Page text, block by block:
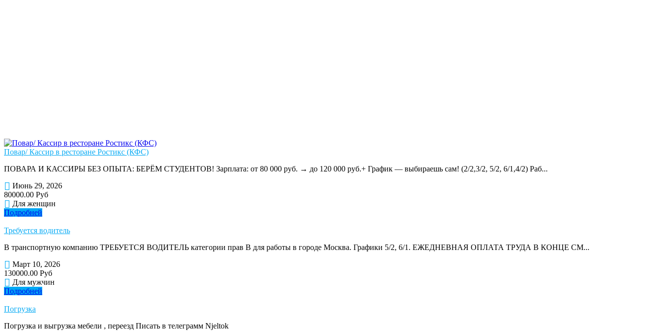
Повар/ Кассир в ресторане Ростикс (КФС)
ПОВАРА И КАССИРЫ БЕЗ ОПЫТА: БЕРЁМ СТУДЕНТОВ! Зарплата: от 80 000 руб. → до 120 000 руб.+ График — выбираешь сам! (2/2,3/2, 5/2, 6/1,4/2) Раб...
Июнь 29, 2026
80000.00 Руб
Для женщин
Подробней
Требуется водитель
В транспортную компанию ТРЕБУЕТСЯ ВОДИТЕЛЬ категории прав В для работы в городе Москва. Графики 5/2, 6/1. ЕЖЕДНЕВНАЯ ОПЛАТА ТРУДА В КОНЦЕ СМ...
Март 10, 2026
130000.00 Руб
Для мужчин
Подробней
Погрузка
Погрузка и выгрузка мебели , переезд Писать в телеграмм Njeltok